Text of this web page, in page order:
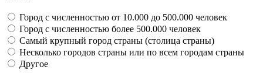
Город с численностью от 10.000 до 500.000 человек
Город с численностью более 500.000 человек
Самый крупный город страны (столица страны)
Несколько городов страны или по всем городам страны
Другое